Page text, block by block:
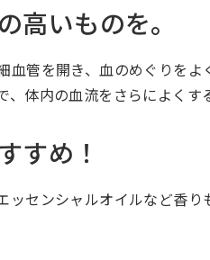
高いものを。
管を開き、血のめぐりをよ
体内の血流をさらによくす
すめ！
センシャルオイルなど香